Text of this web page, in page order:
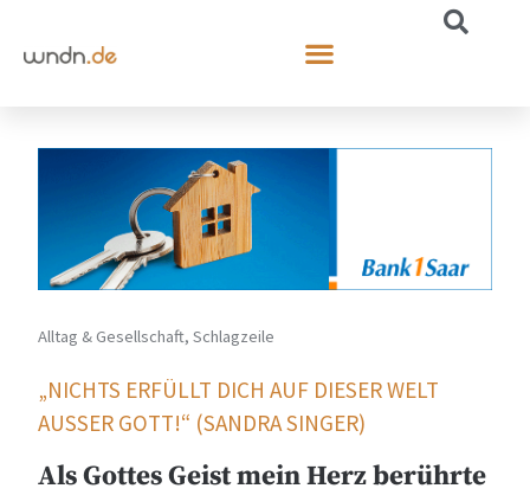
Alltag & Gesellschaft,Schlagzeile
„NICHTS ERFÜLLT DICH AUF DIESER WELT
AUSSER GOTT!“ (SANDRA SINGER)
Als Gottes Geist mein Herz berührte